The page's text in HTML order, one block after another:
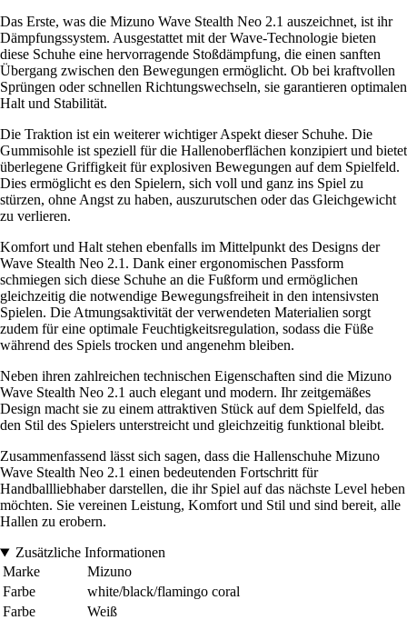
Das Erste, was die Mizuno Wave Stealth Neo 2.1 auszeichnet, ist ihr
Dämpfungssystem. Ausgestattet mit der Wave-Technologie bieten
diese Schuhe eine hervorragende Stoßdämpfung, die einen sanften
Übergang zwischen den Bewegungen ermöglicht. Ob bei kraftvollen
Sprüngen oder schnellen Richtungswechseln, sie garantieren optimalen
Halt und Stabilität.
Die Traktion ist ein weiterer wichtiger Aspekt dieser Schuhe. Die
Gummisohle ist speziell für die Hallenoberflächen konzipiert und bietet
überlegene Griffigkeit für explosiven Bewegungen auf dem Spielfeld.
Dies ermöglicht es den Spielern, sich voll und ganz ins Spiel zu
stürzen, ohne Angst zu haben, auszurutschen oder das Gleichgewicht
zu verlieren.
Komfort und Halt stehen ebenfalls im Mittelpunkt des Designs der
Wave Stealth Neo 2.1. Dank einer ergonomischen Passform
schmiegen sich diese Schuhe an die Fußform und ermöglichen
gleichzeitig die notwendige Bewegungsfreiheit in den intensivsten
Spielen. Die Atmungsaktivität der verwendeten Materialien sorgt
zudem für eine optimale Feuchtigkeitsregulation, sodass die Füße
während des Spiels trocken und angenehm bleiben.
Neben ihren zahlreichen technischen Eigenschaften sind die Mizuno
Wave Stealth Neo 2.1 auch elegant und modern. Ihr zeitgemäßes
Design macht sie zu einem attraktiven Stück auf dem Spielfeld, das
den Stil des Spielers unterstreicht und gleichzeitig funktional bleibt.
Zusammenfassend lässt sich sagen, dass die Hallenschuhe Mizuno
Wave Stealth Neo 2.1 einen bedeutenden Fortschritt für
Handballliebhaber darstellen, die ihr Spiel auf das nächste Level heben
möchten. Sie vereinen Leistung, Komfort und Stil und sind bereit, alle
Hallen zu erobern.
Zusätzliche Informationen
Marke
Mizuno
Farbe
white/black/flamingo coral
Farbe
Weiß